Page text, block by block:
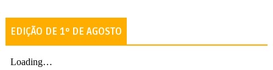
EDIÇÃO DE 1º DE AGOSTO